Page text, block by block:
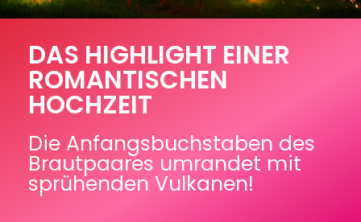
DAS HIGHLIGHT EINER
ROMANTISCHEN
HOCHZEIT
Die Anfangsbuchstaben des
Brautpaares umrandet mit
sprühenden Vulkanen!